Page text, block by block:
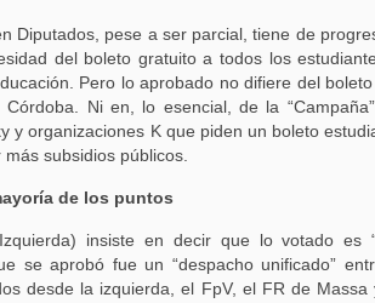
Diputados, pese a ser parcial, tiene de
del boleto gratuito a todos los
Pero lo aprobado no difiere del
Ni en, lo esencial, de la
y organizaciones K que piden un boleto
subsidios públicos.
de los puntos
insiste en decir que lo votado es
se aprobó fue un “despacho unificado”
desde la izquierda, el FpV, el FR de Massa